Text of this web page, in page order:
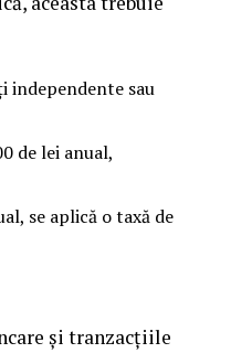
independente sau
de lei anual,
se aplică o taxă de
și tranzacțiile